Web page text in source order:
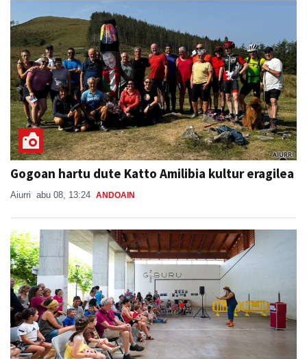
Gogoan hartu dute Katto Amilibia kultur eragilea
Aiurri abu 08, 13:24 ANDOAIN